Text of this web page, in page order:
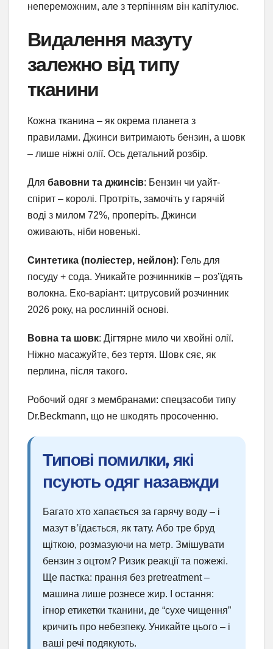
непереможним, але з терпінням він капітулює.
Видалення мазуту
залежно від типу
тканини
Кожна тканина – як окрема планета з
правилами. Джинси витримають бензин, а шовк
– лише ніжні олії. Ось детальний розбір.
Для бавовни та джинсів: Бензин чи уайт-
спірит – королі. Протріть, замочіть у гарячій
воді з милом 72%, проперіть. Джинси
оживають, ніби новенькі.
Синтетика (поліестер, нейлон): Гель для
посуду + сода. Уникайте розчинників – роз’їдять
волокна. Еко-варіант: цитрусовий розчинник
2026 року, на рослинній основі.
Вовна та шовк: Дігтярне мило чи хвойні олії.
Ніжно масажуйте, без тертя. Шовк сяє, як
перлина, після такого.
Робочий одяг з мембранами: спецзасоби типу
Dr.Beckmann, що не шкодять просоченню.
Типові помилки, які
псують одяг назавжди
Багато хто хапається за гарячу воду – і
мазут в’їдається, як тату. Або тре бруд
щіткою, розмазуючи на метр. Змішувати
бензин з оцтом? Ризик реакції та пожежі.
Ще пастка: прання без pretreatment –
машина лише рознесе жир. І остання:
ігнор етикетки тканини, де “сухе чищення”
кричить про небезпеку. Уникайте цього – і
ваші речі подякують.